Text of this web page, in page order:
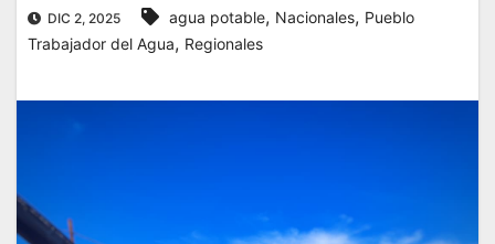
DIC 2, 2025 agua potable, Nacionales, Pueblo
Trabajador del Agua, Regionales